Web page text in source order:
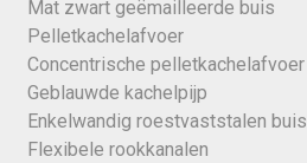
Mat zwart geëmailleerde buis
Pelletkachelafvoer
Concentrische pelletkachelafvoer
Geblauwde kachelpijp
Enkelwandig roestvaststalen buis
Flexibele rookkanalen